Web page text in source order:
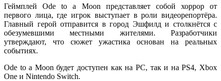
Геймплей Ode to a Moon представляет собой хоррор от
первого лица, где игрок выступает в роли видеорепортёра.
Главный герой отправится в город Эшфилд и столкнётся с
обезумевшими местными жителями. Разработчики
утверждают, что сюжет ужастика основан на реальных
событиях.
Ode to a Moon будет доступен как на PC, так и на PS4, Xbox
One и Nintendo Switch.